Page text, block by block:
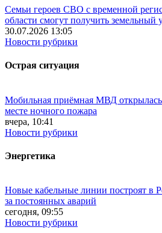
Семьи героев СВО с временной
области смогут получить земельный
30.07.2026 13:05
Новости рубрики
Острая ситуация
Мобильная приёмная МВД
месте ночного пожара
вчера, 10:41
Новости рубрики
Энергетика
Новые кабельные линии построят в
за постоянных аварий
сегодня, 09:55
Новости рубрики